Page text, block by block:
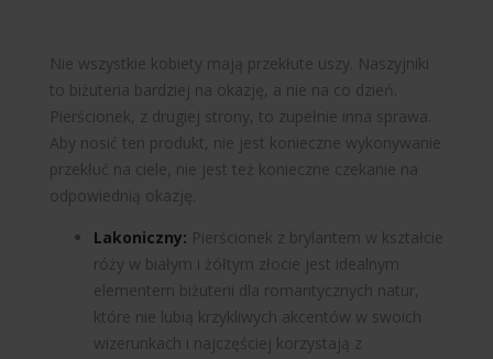
Nie wszystkie kobiety mają przekłute uszy. Naszyjniki
to biżuteria bardziej na okazję, a nie na co dzień.
Pierścionek, z drugiej strony, to zupełnie inna sprawa.
Aby nosić ten produkt, nie jest konieczne wykonywanie
przekłuć na ciele, nie jest też konieczne czekanie na
odpowiednią okazję.
Lakoniczny: Pierścionek z brylantem w kształcie
róży w białym i żółtym złocie jest idealnym
elementem biżuterii dla romantycznych natur,
które nie lubią krzykliwych akcentów w swoich
wizerunkach i najczęściej korzystają z